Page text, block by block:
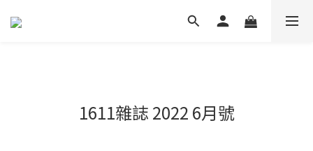
1611雜誌 2022 6月號